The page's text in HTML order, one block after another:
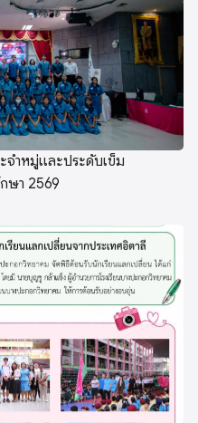
จำหมู่และประดับเข็ม
ษา 2569